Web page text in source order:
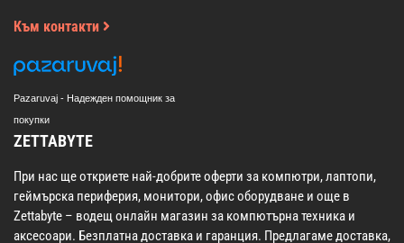
Към контакти
Pazaruvaj - Надежден помощник за
покупки
ZETTABYTE
При нас ще откриете най-добрите оферти за компютри, лаптопи,
геймърска периферия, монитори, офис оборудване и още в
Zettabyte – водещ онлайн магазин за компютърна техника и
аксесоари. Безплатна доставка и гаранция. Предлагаме доставка,